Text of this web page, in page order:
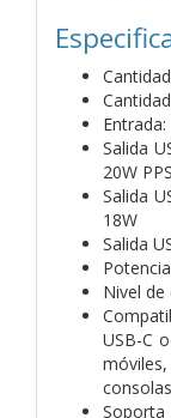
Salida
20W
Salida
18W
Salida
Nivel de
USB-C